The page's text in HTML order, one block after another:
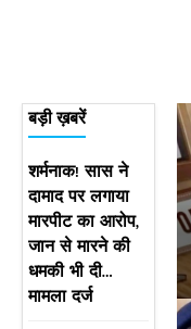
बड़ी ख़बरें
शर्मनाक! सास ने
दामाद पर लगाया
मारपीट का आरोप,
जान से मारने की
धमकी भी दी…
मामला दर्ज